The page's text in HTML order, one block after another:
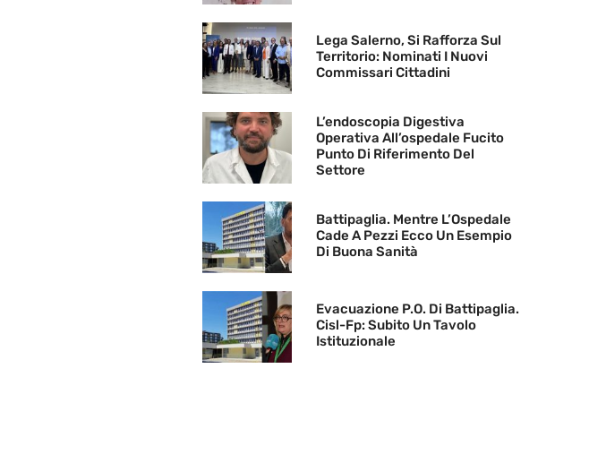
Lega Salerno, Si Rafforza Sul
Territorio: Nominati I Nuovi
Commissari Cittadini
L’endoscopia Digestiva
Operativa All’ospedale Fucito
Punto Di Riferimento Del
Settore
Battipaglia. Mentre L’Ospedale
Cade A Pezzi Ecco Un Esempio
Di Buona Sanità
Evacuazione P.O. Di Battipaglia.
Cisl-Fp: Subito Un Tavolo
Istituzionale